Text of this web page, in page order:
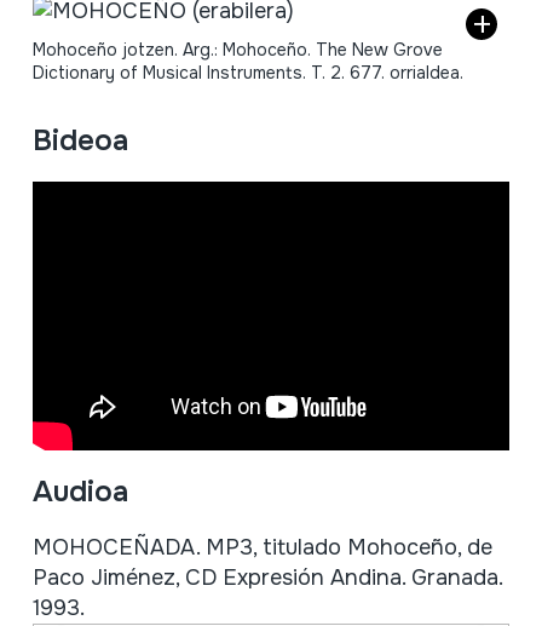
Mohoceño jotzen. Arg.: Mohoceño. The New Grove
Dictionary of Musical Instruments. T. 2. 677. orrialdea.
Bideoa
Audioa
MOHOCEÑADA. MP3, titulado Mohoceño, de
Paco Jiménez, CD Expresión Andina. Granada.
1993.